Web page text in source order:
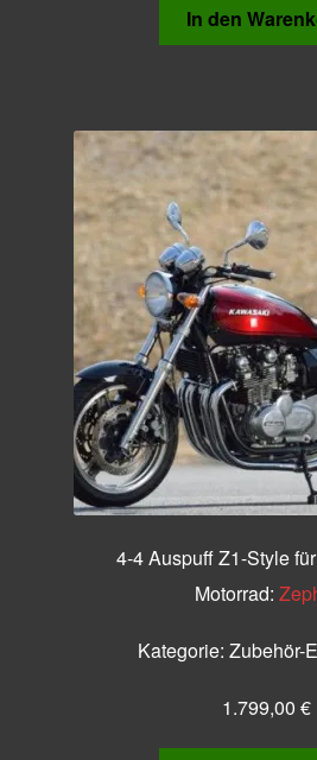
In den
4-4 Auspuff Z1-Style
Motorrad:
Kategorie: Zubehör-
1.799,00 €